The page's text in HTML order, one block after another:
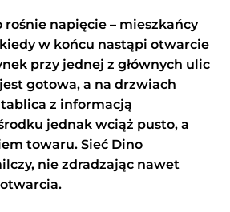
napięcie – mieszkańcy
w końcu nastąpi otwarcie
przy jednej z głównych ulic
gotowa, a na drzwiach
z informacją
jednak wciąż pusto, a
towaru. Sieć Dino
nie zdradzając nawet